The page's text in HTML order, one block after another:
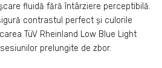
fluidă fără întârziere perceptibilă.
contrastul perfect și culorile
TüV Rheinland Low Blue Light
prelungite de zbor.